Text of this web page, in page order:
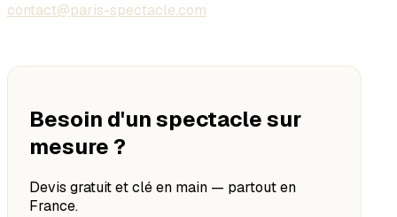
contact@paris-spectacle.com
Besoin d'un spectacle sur
mesure ?
Devis gratuit et clé en main — partout en
France.